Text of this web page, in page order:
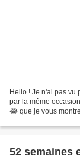
Hello ! Je n'ai pas vu
par la même
😂 que je vous
52 semaines en photos sur MIS /